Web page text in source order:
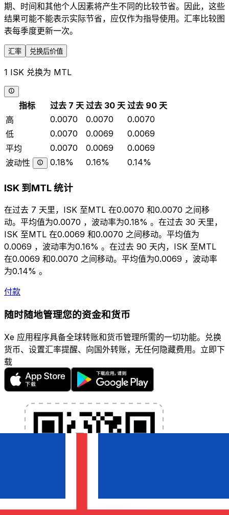
期、时间和其他个人因素将产生不同的比较节省。因此，这些
结果可能不能表示实际节省，应仅作为指导使用。汇率比较图
表每季度更新一次。
汇率 兑换后价值
1 ISK 兑换为 MTL
指标 过去 7 天 过去 30 天 过去 90 天
高
0.0070 0.0070
0.0070
低
0.0070 0.0069
0.0069
平均
0.0070 0.0069
0.0069
波动性
0.18% 0.16% 0.14%
ISK 到MTL 统计
在过去 7 天里，ISK 至MTL 在0.0070 和0.0070 之间移
动。平均值为0.0070 ，波动率为0.18% 。在过去 30 天里，
ISK 至MTL 在0.0069 和0.0070 之间移动。平均值为
0.0069 ，波动率为0.16% 。在过去 90 天内，ISK 至MTL
在0.0069 和0.0070 之间移动。平均值为0.0069 ，波动率
为0.14% 。
付款
随时随地管理您的资金和货币
Xe 应用程序具备全球转账和货币管理所需的一切功能。兑换
货币、设置汇率提醒、向国外转账，无任何隐藏费用。立即下
载